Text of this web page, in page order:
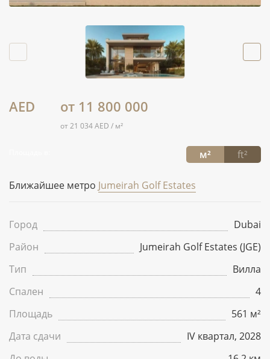
AED от 11 800 000
от 21 034 AED / м²
м² ft²
Ближайшее метро Jumeirah Golf Estates
Город
Dubai
Район
Jumeirah Golf Estates (JGE)
Тип
Вилла
Спален
4
Площадь
561 м²
Дата сдачи
IV квартал, 2028